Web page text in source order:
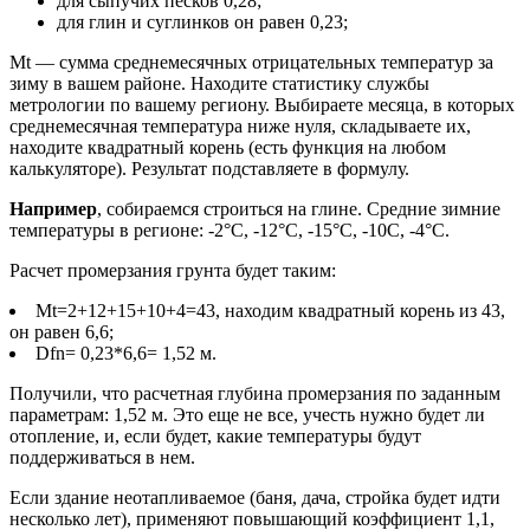
для глин и суглинков он равен 0,23;
Mt — сумма среднемесячных отрицательных температур за
зиму в вашем районе. Находите статистику службы
метрологии по вашему региону. Выбираете месяца, в которых
среднемесячная температура ниже нуля, складываете их,
находите квадратный корень (есть функция на любом
калькуляторе). Результат подставляете в формулу.
Например, собираемся строиться на глине. Средние зимние
температуры в регионе: -2°C, -12°C, -15°C, -10C, -4°C.
Расчет промерзания грунта будет таким:
Mt=2+12+15+10+4=43, находим квадратный корень из 43,
он равен 6,6;
Dfn= 0,23*6,6= 1,52 м.
Получили, что расчетная глубина промерзания по заданным
параметрам: 1,52 м. Это еще не все, учесть нужно будет ли
отопление, и, если будет, какие температуры будут
поддерживаться в нем.
Если здание неотапливаемое (баня, дача, стройка будет идти
несколько лет), применяют повышающий коэффициент 1,1,